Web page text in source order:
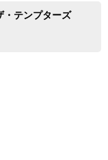
・テンプターズ